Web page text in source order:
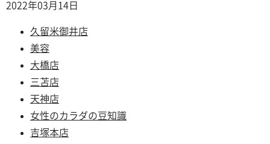
2022年03月14日
久留米御井店
美容
大橋店
三苫店
天神店
女性のカラダの豆知識
吉塚本店